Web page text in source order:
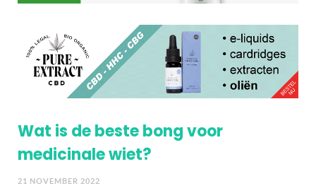
Wat is de beste bong voor
medicinale wiet?
21 NOVEMBER 2022